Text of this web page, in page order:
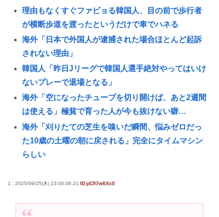
理由もなくすぐファビョる韓国人、目の前で歩行者
が横断歩道を渡ったというだけで車でハネる
海外「日本で外国人が逮捕された場合ほとんど起訴
されない理由」
韓国人「昨日Jリーグで韓国人選手絶対やってはいけ
ないプレーで退場となる」
海外「空になったチューブを切り開けば、あと2週間
は使える」極貧で育った人が今も抜けない癖…
海外「刈りたての芝生を嗅いだ瞬間、悩みゼロだっ
た10歳の土曜の朝に戻される」完全にタイムマシン
らしい
上！」←これ
対策に”マイナンバー”導入開始「効果テキメン」
1 : 2025/09/25(木) 23:00:08.21 ID:pC97w6Xc0